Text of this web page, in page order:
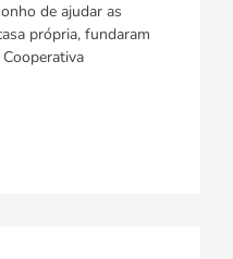
de ajudar as
própria, fundaram